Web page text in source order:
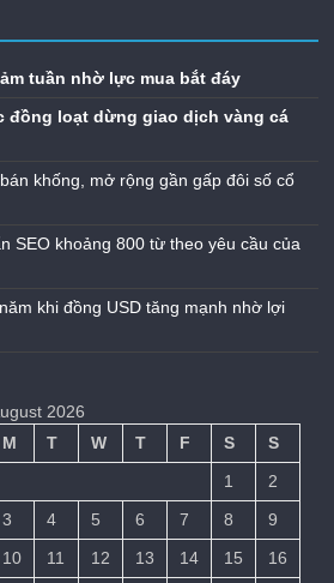
tuần nhờ lực mua bắt đáy
đồng loạt dừng giao dịch vàng cá
khống, mở rộng gần gấp đôi số cổ
SEO khoảng 800 từ theo yêu cầu của
khi đồng USD tăng mạnh nhờ lợi
2026
M
T W T F S
S
1
2
3
4 5 6 7 8
9
10
11 12 13 14 15
16